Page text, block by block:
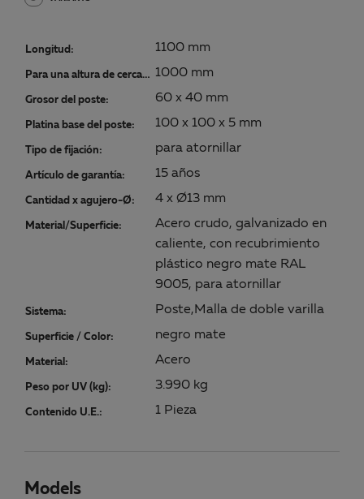
Longitud: 1100 mm
Para una altura de cercado: 1000 mm
Grosor del poste: 60 x 40 mm
Platina base del poste: 100 x 100 x 5 mm
Tipo de fijación: para atornillar
Artículo de garantía: 15 años
Cantidad x agujero-Ø: 4 x Ø13 mm
Material/Superficie:
Acero crudo, galvanizado en
caliente, con recubrimiento
plástico negro mate RAL
9005, para atornillar
Sistema: Poste,Malla de doble varilla
Superficie / Color: negro mate
Material: Acero
Peso por UV (kg): 3.990 kg
Contenido U.E.: 1 Pieza
Models